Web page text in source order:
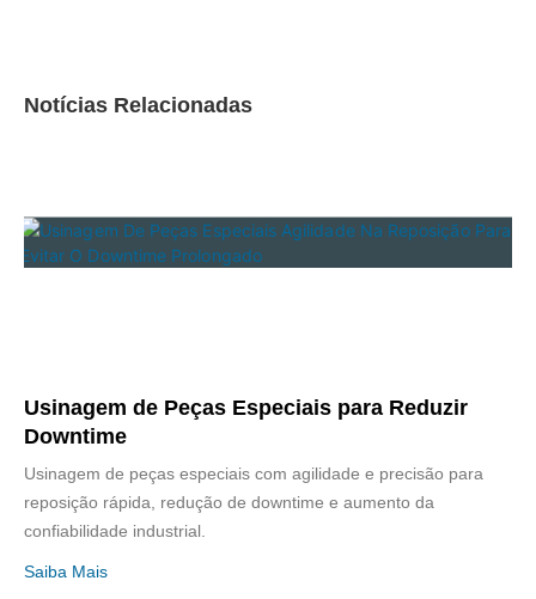
Notícias Relacionadas
Usinagem de Peças Especiais para Reduzir
Downtime
Usinagem de peças especiais com agilidade e precisão para
reposição rápida, redução de downtime e aumento da
confiabilidade industrial.
Saiba Mais